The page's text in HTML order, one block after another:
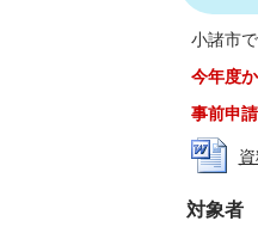
小諸市
今年度
事前申
対象者